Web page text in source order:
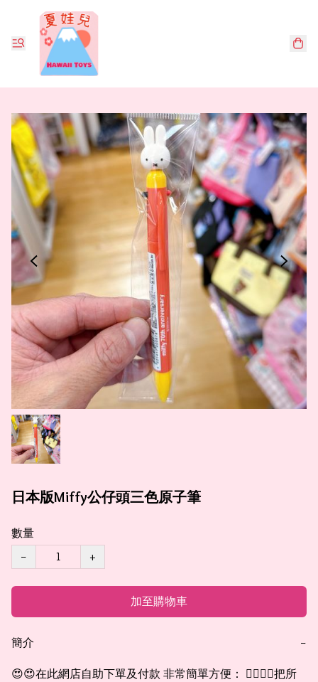
日本版Miffy公仔頭三色原子筆
數量
−
+
加至購物車
簡介 −
😍😍在此網店自助下單及付款 非常簡單方便： 👉🏻👉🏻把所